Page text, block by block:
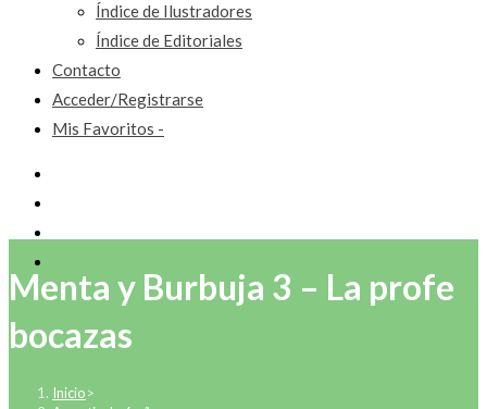
Índice de Ilustradores
Índice de Editoriales
Contacto
Acceder/Registrarse
Mis Favoritos -
Menta y Burbuja 3 – La profe
bocazas
Inicio>